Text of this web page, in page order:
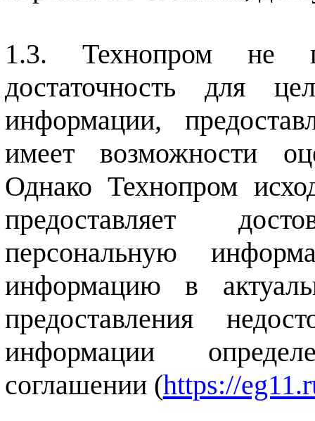
Технопром не
достаточность для
информации,
имеет возможности
Однако Технопром
предоставляет
персональную
информацию в
предоставления
информации
соглашении (https://